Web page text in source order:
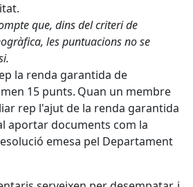
que, dins del criteri de
les puntuacions no se
la renda garantida de
15 punts. Quan un membre
rep l'ajut de la renda garantida
aportar documents com la
emesa pel Departament